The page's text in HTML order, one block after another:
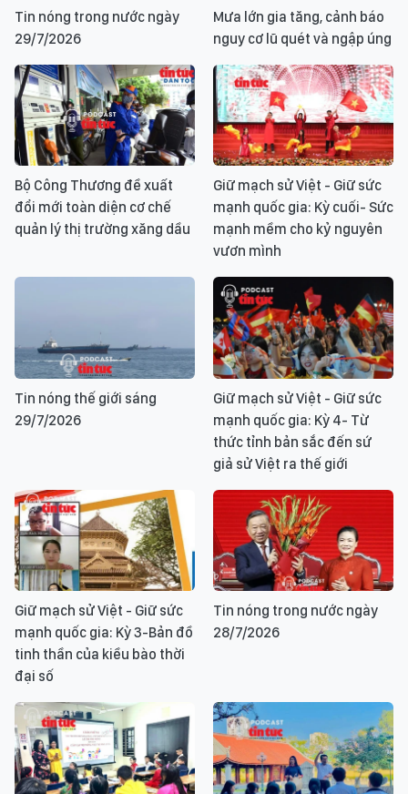
Tin nóng trong nước ngày
29/7/2026
Mưa lớn gia tăng, cảnh báo
nguy cơ lũ quét và ngập úng
Bộ Công Thương đề xuất
đổi mới toàn diện cơ chế
quản lý thị trường xăng dầu
Giữ mạch sử Việt - Giữ sức
mạnh quốc gia: Kỳ cuối- Sức
mạnh mềm cho kỷ nguyên
vươn mình
Tin nóng thế giới sáng
29/7/2026
Giữ mạch sử Việt - Giữ sức
mạnh quốc gia: Kỳ 4- Từ
thức tỉnh bản sắc đến sứ
giả sử Việt ra thế giới
Giữ mạch sử Việt - Giữ sức
mạnh quốc gia: Kỳ 3-Bản đồ
tinh thần của kiều bào thời
đại số
Tin nóng trong nước ngày
28/7/2026